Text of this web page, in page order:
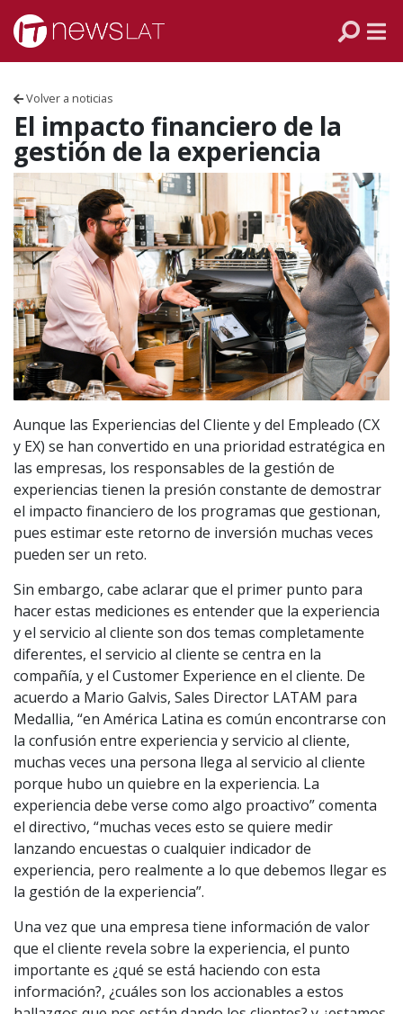
Skip to content
Volver a noticias
El impacto financiero de la
gestión de la experiencia
Aunque las Experiencias del Cliente y del Empleado (CX
y EX) se han convertido en una prioridad estratégica en
las empresas, los responsables de la gestión de
experiencias tienen la presión constante de demostrar
el impacto financiero de los programas que gestionan,
pues estimar este retorno de inversión muchas veces
pueden ser un reto.
Sin embargo, cabe aclarar que el primer punto para
hacer estas mediciones es entender que la experiencia
y el servicio al cliente son dos temas completamente
diferentes, el servicio al cliente se centra en la
compañía, y el Customer Experience en el cliente. De
acuerdo a Mario Galvis, Sales Director LATAM para
Medallia, “en América Latina es común encontrarse con
la confusión entre experiencia y servicio al cliente,
muchas veces una persona llega al servicio al cliente
porque hubo un quiebre en la experiencia. La
experiencia debe verse como algo proactivo” comenta
el directivo, “muchas veces esto se quiere medir
lanzando encuestas o cualquier indicador de
experiencia, pero realmente a lo que debemos llegar es
la gestión de la experiencia”.
Una vez que una empresa tiene información de valor
que el cliente revela sobre la experiencia, el punto
importante es ¿qué se está haciendo con esta
información?, ¿cuáles son los accionables a estos
VENEZUELA
ECUADOR
CHILE
ARGENTINA
MÉXICO